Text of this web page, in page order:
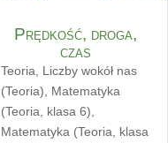
Prędkość, droga,
czas
Teoria, Liczby wokół nas
(Teoria), Matematyka
(Teoria, klasa 6),
Matematyka (Teoria, klasa